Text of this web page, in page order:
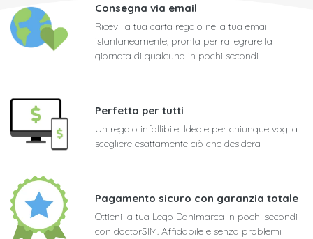
Consegna via email
Ricevi la tua carta regalo nella tua email
istantaneamente, pronta per rallegrare la
giornata di qualcuno in pochi secondi
Perfetta per tutti
Un regalo infallibile! Ideale per chiunque voglia
scegliere esattamente ciò che desidera
Pagamento sicuro con garanzia totale
Ottieni la tua Lego Danimarca in pochi secondi
con doctorSIM. Affidabile e senza problemi